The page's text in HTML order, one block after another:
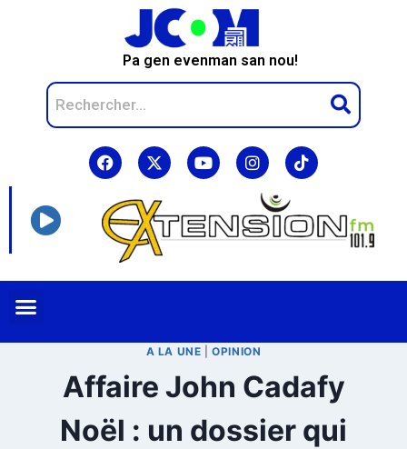
Pa gen evenman san nou!
A LA UNE |OPINION
Affaire John Cadafy
Noël : un dossier qui